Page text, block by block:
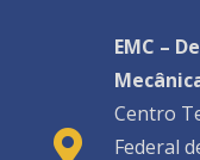
EMC –
Centro
Federal